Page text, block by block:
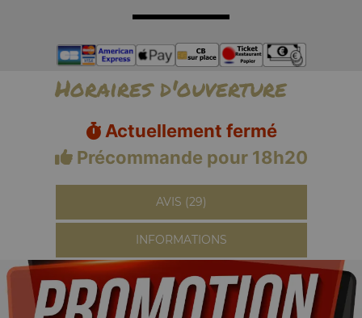
Horaires d'ouverture
Actuellement fermé
Précommande pour 18h20
AVIS (29)
INFORMATIONS